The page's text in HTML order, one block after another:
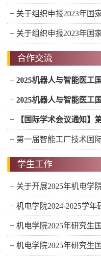
+ 关于组织申报2023年国家重点研发计划“长江黄河等重
+ 关于组织申报2023年国家重点研发计划“高性
合作交流
+ 2025机器人与智能医工
+ 2025机器人与智能医工
+ 【国际学术会议通知】第二届智能工厂技术国际学术会议（ICIFT2025
+ 第一届智能工厂技术国际学
学生工作
+ 关于开展2025年机电学院研究生“‘
+ 机电学院2024-2025学年
+ 机电学院2025年研究生
+ 机电学院2025年研究生